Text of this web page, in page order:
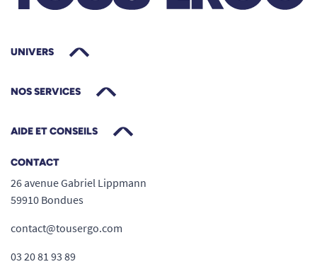
UNIVERS
NOS SERVICES
AIDE ET CONSEILS
CONTACT
26 avenue Gabriel Lippmann
59910 Bondues
contact@tousergo.com
03 20 81 93 89